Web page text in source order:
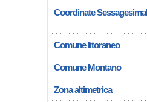
Coordinate
Comune litoraneo
Comune Montano
Zona altimetrica